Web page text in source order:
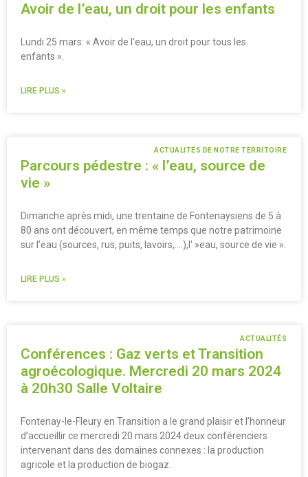
Avoir de l’eau, un droit pour les enfants
Lundi 25 mars: « Avoir de l’eau, un droit pour tous les
enfants ».
LIRE PLUS »
ACTUALITÉS DE NOTRE TERRITOIRE
Parcours pédestre : « l’eau, source de
vie »
Dimanche après midi, une trentaine de Fontenaysiens de 5 à
80 ans ont découvert, en même temps que notre patrimoine
sur l’eau (sources, rus, puits, lavoirs,….),l' »eau, source de vie ».
LIRE PLUS »
ACTUALITÉS
Conférences : Gaz verts et Transition
agroécologique. Mercredi 20 mars 2024
à 20h30 Salle Voltaire
Fontenay-le-Fleury en Transition a le grand plaisir et l’honneur
d’accueillir ce mercredi 20 mars 2024 deux conférenciers
intervenant dans des domaines connexes : la production
agricole et la production de biogaz.